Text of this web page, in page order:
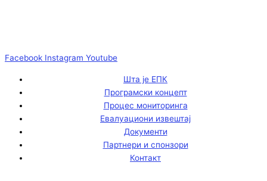
Facebook Instagram Youtube
Шта је ЕПК
Програмски концепт
Процес мониторинга
Евалуациони извештај
Документи
Партнери и спонзори
Контакт